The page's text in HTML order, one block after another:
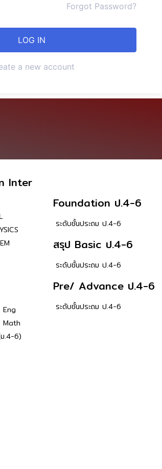
Forgot Password?
a new account
Inter
Math
.4-6)
Foundation ป.4-6
ระดับชั้นประถม ป.4-6
สรุป Basic ป.4-6
ระดับชั้นประถม ป.4-6
Pre/ Advance ป.4-6
ระดับชั้นประถม ป.4-6